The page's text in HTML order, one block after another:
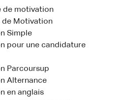
de motivation
de Motivation
Simple
pour une candidature
Parcoursup
Alternance
en anglais